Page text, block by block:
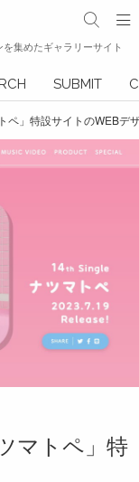
集めたギャラリーサイト
SUBMIT
ペ」特設サイトのWEBデ
マトペ」特